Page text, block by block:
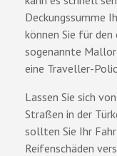
Deckungssumme
können Sie für den
sogenannte
eine Traveller-
Lassen Sie sich
Straßen in der
sollten Sie Ihr
Reifenschäden